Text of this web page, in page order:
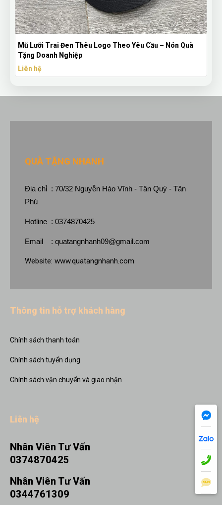
Mũ Lưỡi Trai Đen Thêu Logo Theo Yêu Cầu – Nón Quà
Tặng Doanh Nghiệp
Liên hệ
QUÀ TẶNG NHANH
Địa chỉ : 70/32 Nguyễn Háo Vĩnh - Tân Quý - Tân
Phú
Hotline : 0374870425
Email : quatangnhanh09@gmail.com
Website: www.quatangnhanh.com
Thông tin hỗ trợ khách hàng
Chính sách thanh toán
Chính sách tuyển dụng
Chính sách vận chuyển và giao nhận
Liên hệ
Nhân Viên Tư Vấn
0374870425
Nhân Viên Tư Vấn
0344761309